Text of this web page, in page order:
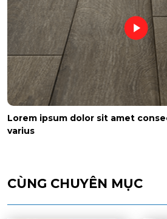
Lorem ipsum dolor sit amet
varius
CÙNG CHUYÊN MỤC